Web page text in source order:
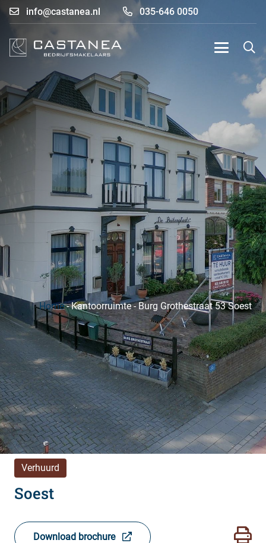
info@castanea.nl 035-646 0050
Home-Kantoorruimte-Burg Grothestraat 53 Soest
Verhuurd
Soest
Download brochure